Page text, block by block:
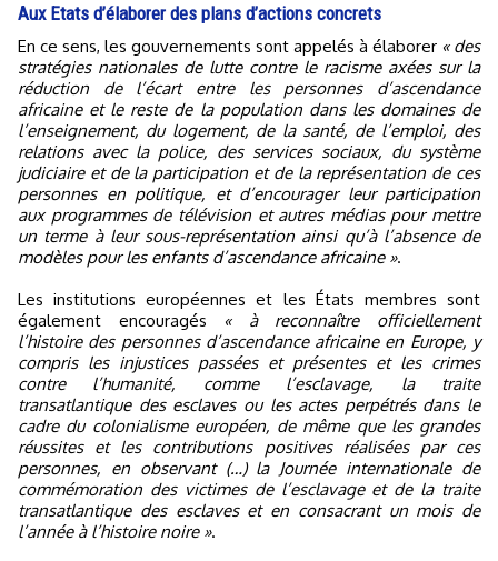
Aux Etats d’élaborer des plans d’actions concrets
En ce sens, les gouvernements sont appelés à élaborer « des
stratégies nationales de lutte contre le racisme axées sur la
réduction de l’écart entre les personnes d’ascendance
africaine et le reste de la population dans les domaines de
l’enseignement, du logement, de la santé, de l’emploi, des
relations avec la police, des services sociaux, du système
judiciaire et de la participation et de la représentation de ces
personnes en politique, et d’encourager leur participation
aux programmes de télévision et autres médias pour mettre
un terme à leur sous-représentation ainsi qu’à l’absence de
modèles pour les enfants d’ascendance africaine ».
Les institutions européennes et les États membres sont
également encouragés « à reconnaître officiellement
l’histoire des personnes d’ascendance africaine en Europe, y
compris les injustices passées et présentes et les crimes
contre l’humanité, comme l’esclavage, la traite
transatlantique des esclaves ou les actes perpétrés dans le
cadre du colonialisme européen, de même que les grandes
réussites et les contributions positives réalisées par ces
personnes, en observant (…) la Journée internationale de
commémoration des victimes de l’esclavage et de la traite
transatlantique des esclaves et en consacrant un mois de
l’année à l’histoire noire ».